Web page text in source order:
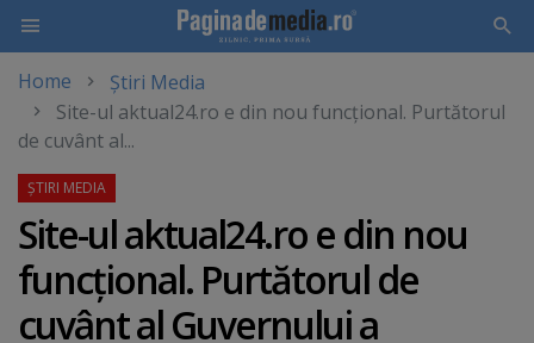
main
content
Home
Știri Media
Site-ul aktual24.ro e din nou funcţional. Purtătorul
de cuvânt al...
Site-ul aktual24.ro e din nou
funcţional. Purtătorul de
cuvânt al Guvernului a